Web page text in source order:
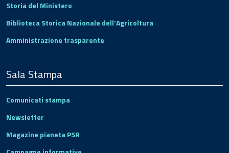
Storia del Ministero
Biblioteca Storica Nazionale dell'Agricoltura
Amministrazione trasparente
Sala Stampa
Comunicati stampa
Newsletter
Magazine pianeta PSR